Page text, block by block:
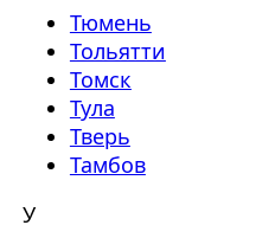
Тюмень
Тольятти
Томск
Тула
Тверь
Тамбов
У